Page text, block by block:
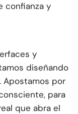
confianza y
y
diseñando
Apostamos por
para
que abra el